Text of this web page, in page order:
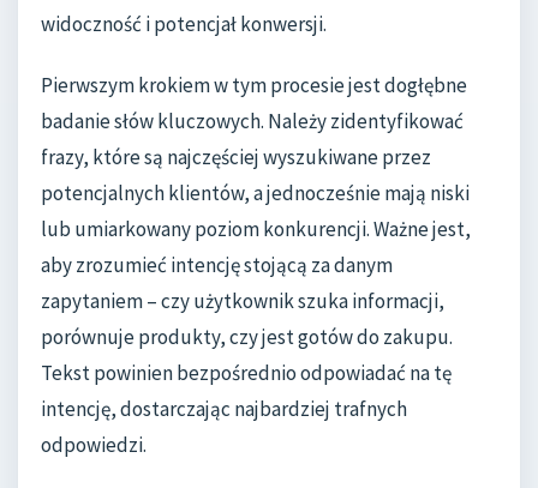
widoczność i potencjał konwersji.
Pierwszym krokiem w tym procesie jest dogłębne
badanie słów kluczowych. Należy zidentyfikować
frazy, które są najczęściej wyszukiwane przez
potencjalnych klientów, a jednocześnie mają niski
lub umiarkowany poziom konkurencji. Ważne jest,
aby zrozumieć intencję stojącą za danym
zapytaniem – czy użytkownik szuka informacji,
porównuje produkty, czy jest gotów do zakupu.
Tekst powinien bezpośrednio odpowiadać na tę
intencję, dostarczając najbardziej trafnych
odpowiedzi.